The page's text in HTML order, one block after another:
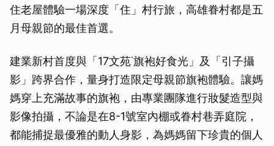
住老屋體驗一場深度「住」村行旅，高雄眷村都是五
月母親節的最佳首選。
建業新村首度與「17文苑˙旗袍好食光」及「引子攝
影」跨界合作，量身打造限定母親節旗袍體驗。讓媽
媽穿上充滿故事的旗袍，由專業團隊進行妝髮造型與
影像拍攝，不論是在8-1號室內棚或眷村巷弄庭院，
都能捕捉最優雅的動人身影，為媽媽留下珍貴的個人